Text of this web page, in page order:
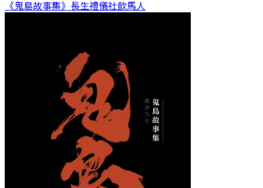
《鬼島故事集》長生禮儀社飲馬人